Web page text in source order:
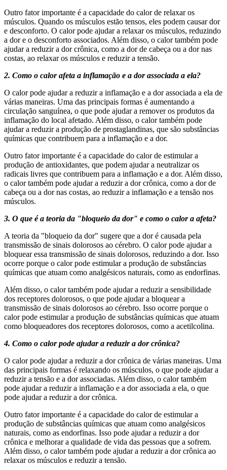
Outro fator importante é a capacidade do calor de relaxar os
músculos. Quando os músculos estão tensos, eles podem causar dor
e desconforto. O calor pode ajudar a relaxar os músculos, reduzindo
a dor e o desconforto associados. Além disso, o calor também pode
ajudar a reduzir a dor crônica, como a dor de cabeça ou a dor nas
costas, ao relaxar os músculos e reduzir a tensão.
2. Como o calor afeta a inflamação e a dor associada a ela?
O calor pode ajudar a reduzir a inflamação e a dor associada a ela de
várias maneiras. Uma das principais formas é aumentando a
circulação sanguínea, o que pode ajudar a remover os produtos da
inflamação do local afetado. Além disso, o calor também pode
ajudar a reduzir a produção de prostaglandinas, que são substâncias
químicas que contribuem para a inflamação e a dor.
Outro fator importante é a capacidade do calor de estimular a
produção de antioxidantes, que podem ajudar a neutralizar os
radicais livres que contribuem para a inflamação e a dor. Além disso,
o calor também pode ajudar a reduzir a dor crônica, como a dor de
cabeça ou a dor nas costas, ao reduzir a inflamação e a tensão nos
músculos.
3. O que é a teoria da "bloqueio da dor" e como o calor a afeta?
A teoria da "bloqueio da dor" sugere que a dor é causada pela
transmissão de sinais dolorosos ao cérebro. O calor pode ajudar a
bloquear essa transmissão de sinais dolorosos, reduzindo a dor. Isso
ocorre porque o calor pode estimular a produção de substâncias
químicas que atuam como analgésicos naturais, como as endorfinas.
Além disso, o calor também pode ajudar a reduzir a sensibilidade
dos receptores dolorosos, o que pode ajudar a bloquear a
transmissão de sinais dolorosos ao cérebro. Isso ocorre porque o
calor pode estimular a produção de substâncias químicas que atuam
como bloqueadores dos receptores dolorosos, como a acetilcolina.
4. Como o calor pode ajudar a reduzir a dor crônica?
O calor pode ajudar a reduzir a dor crônica de várias maneiras. Uma
das principais formas é relaxando os músculos, o que pode ajudar a
reduzir a tensão e a dor associadas. Além disso, o calor também
pode ajudar a reduzir a inflamação e a dor associada a ela, o que
pode ajudar a reduzir a dor crônica.
Outro fator importante é a capacidade do calor de estimular a
produção de substâncias químicas que atuam como analgésicos
naturais, como as endorfinas. Isso pode ajudar a reduzir a dor
crônica e melhorar a qualidade de vida das pessoas que a sofrem.
Além disso, o calor também pode ajudar a reduzir a dor crônica ao
relaxar os músculos e reduzir a tensão.